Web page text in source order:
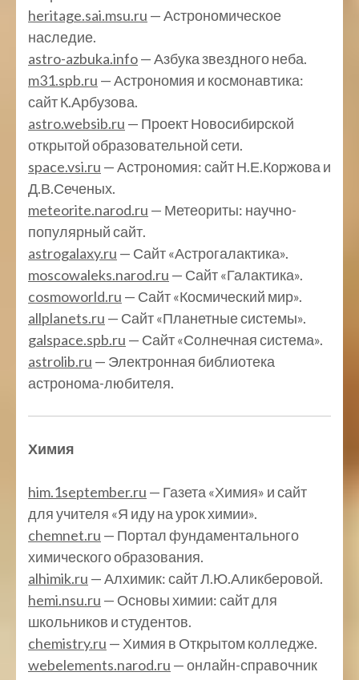
heritage.sai.msu.ru — Астрономическое
наследие.
astro-azbuka.info— Азбука звездного неба.
m31.spb.ru — Астрономия и космонавтика:
сайт К.Арбузова.
astro.websib.ru — Проект Новосибирской
открытой образовательной сети.
space.vsi.ru — Астрономия: сайт Н.Е.Коржова и
Д.В.Сеченых.
meteorite.narod.ru — Метеориты: научно-
популярный сайт.
astrogalaxy.ru — Сайт «Астрогалактика».
moscowaleks.narod.ru — Сайт «Галактика».
cosmoworld.ru — Сайт «Космический мир».
allplanets.ru — Сайт «Планетные системы».
galspace.spb.ru — Сайт «Солнечная система».
astrolib.ru — Электронная библиотека
астронома-любителя.
Химия
him.1september.ru — Газета «Химия» и сайт
для учителя «Я иду на урок химии».
chemnet.ru — Портал фундаментального
химического образования.
alhimik.ru — Алхимик: сайт Л.Ю.Аликберовой.
hemi.nsu.ru — Основы химии: сайт для
школьников и студентов.
chemistry.ru — Химия в Открытом колледже.
webelements.narod.ru — онлайн-справочник